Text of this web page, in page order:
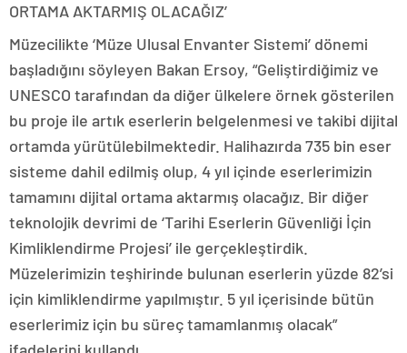
ORTAMA AKTARMIŞ OLACAĞIZ’
Müzecilikte ‘Müze Ulusal Envanter Sistemi’ dönemi
başladığını söyleyen Bakan Ersoy, “Geliştirdiğimiz ve
UNESCO tarafından da diğer ülkelere örnek gösterilen
bu proje ile artık eserlerin belgelenmesi ve takibi dijital
ortamda yürütülebilmektedir. Halihazırda 735 bin eser
sisteme dahil edilmiş olup, 4 yıl içinde eserlerimizin
tamamını dijital ortama aktarmış olacağız. Bir diğer
teknolojik devrimi de ‘Tarihi Eserlerin Güvenliği İçin
Kimliklendirme Projesi’ ile gerçekleştirdik.
Müzelerimizin teşhirinde bulunan eserlerin yüzde 82’si
için kimliklendirme yapılmıştır. 5 yıl içerisinde bütün
eserlerimiz için bu süreç tamamlanmış olacak”